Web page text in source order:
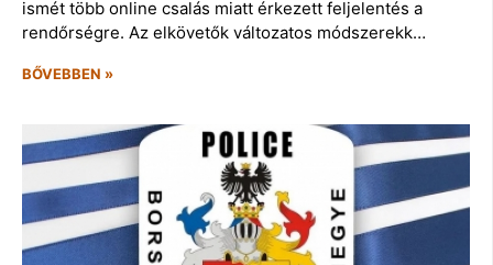
ismét több online csalás miatt érkezett feljelentés a
rendőrségre. Az elkövetők változatos módszerekk…
BŐVEBBEN »